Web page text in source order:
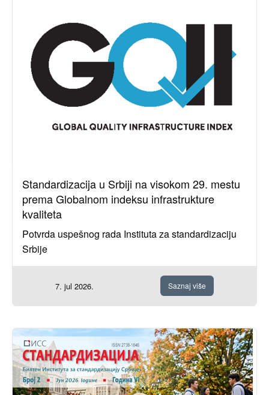
Standardizacija u Srbiji na visokom 29. mestu
prema Globalnom indeksu infrastrukture
kvaliteta
Potvrda uspešnog rada Instituta za standardizaciju
Srbije
7. jul 2026. Saznaj više